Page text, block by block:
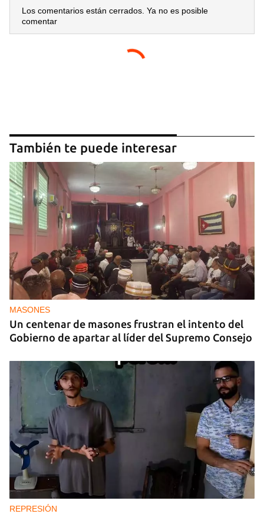
Los comentarios están cerrados. Ya no es posible
comentar
También te puede interesar
MASONES
Un centenar de masones frustran el intento del
Gobierno de apartar al líder del Supremo Consejo
REPRESIÓN